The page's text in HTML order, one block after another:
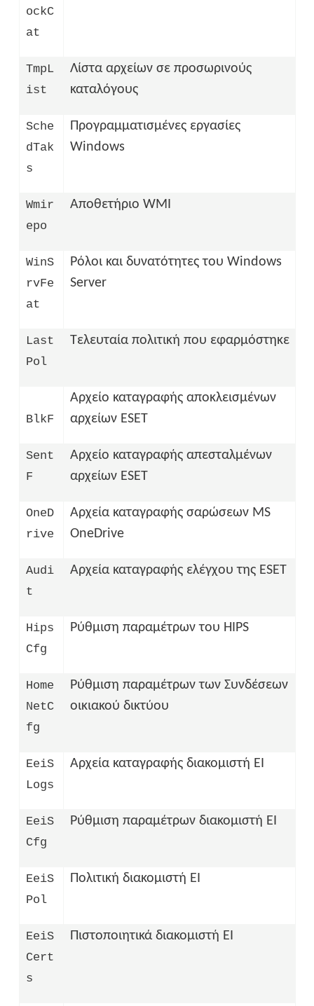
ockC
at
TmpL
ist
Λίστα αρχείων σε προσωρινούς
καταλόγους
Sche
dTak
s
Προγραμματισμένες εργασίες
Windows
Wmir
epo
Αποθετήριο WMI
WinS
rvFe
at
Ρόλοι και δυνατότητες του Windows
Server
Last
Pol
Τελευταία πολιτική που εφαρμόστηκε
BlkF
Αρχείο καταγραφής αποκλεισμένων
αρχείων ESET
Sent
F
Αρχείο καταγραφής απεσταλμένων
αρχείων ESET
OneD
rive
Αρχεία καταγραφής σαρώσεων MS
OneDrive
Audi
t
Αρχεία καταγραφής ελέγχου της ESET
Hips
Cfg
Ρύθμιση παραμέτρων του HIPS
Home
NetC
fg
Ρύθμιση παραμέτρων των Συνδέσεων
οικιακού δικτύου
EeiS
Logs
Αρχεία καταγραφής διακομιστή EI
EeiS
Cfg
Ρύθμιση παραμέτρων διακομιστή ΕΙ
EeiS
Pol
Πολιτική διακομιστή EI
EeiS
Cert
s
Πιστοποιητικά διακομιστή EI